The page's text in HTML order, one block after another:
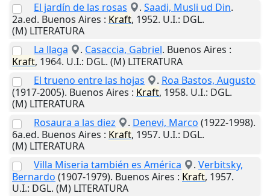
El jardín de las rosas
. Saadi, Musli ud Din.
2a.ed. Buenos Aires : Kraft, 1952. U.I.: DGL.
(M) LITERATURA
La llaga
. Casaccia, Gabriel. Buenos Aires :
Kraft, 1964. U.I.: DGL. (M) LITERATURA
El trueno entre las hojas
. Roa Bastos, Augusto
(1917-2005). Buenos Aires : Kraft, 1958. U.I.: DGL.
(M) LITERATURA
Rosaura a las diez
. Denevi, Marco (1922-1998).
6a.ed. Buenos Aires : Kraft, 1957. U.I.: DGL.
(M) LITERATURA
Villa Miseria también es América
. Verbitsky,
Bernardo (1907-1979). Buenos Aires : Kraft, 1957.
U.I.: DGL. (M) LITERATURA